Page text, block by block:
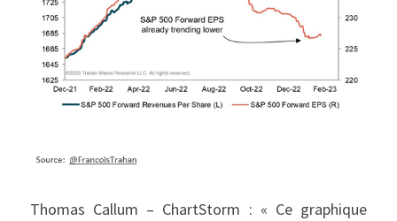
Thomas Callum – ChartStorm : « Ce graphique